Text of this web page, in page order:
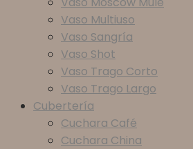
Vaso Multiuso
Vaso Sangría
Vaso Shot
Vaso Trago Corto
Vaso Trago Largo
Cubertería
Cuchara Café
Cuchara China